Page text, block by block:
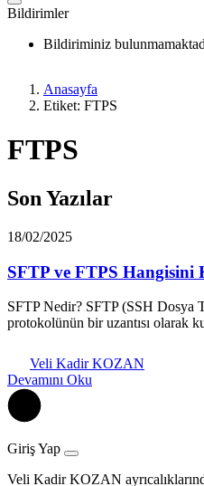
Bildirimler
Bildiriminiz
Anasayfa
Etiket: FTPS
FTPS
Son Yazılar
18/02/2025
SFTP ve FTPS Hangisini
SFTP Nedir? SFTP (SSH Dosya
protokolünün bir uzantısı olarak
Veli Kadir KOZAN
Devamını Oku
Giriş Yap
Veli Kadir KOZAN